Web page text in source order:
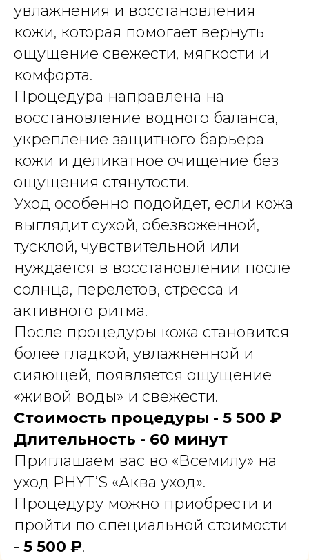
увлажнения и восстановления
кожи, которая помогает вернуть
ощущение свежести, мягкости и
комфорта.
Процедура направлена на
восстановление водного баланса,
укрепление защитного барьера
кожи и деликатное очищение без
ощущения стянутости.
Уход особенно подойдет, если кожа
выглядит сухой, обезвоженной,
тусклой, чувствительной или
нуждается в восстановлении после
солнца, перелетов, стресса и
активного ритма.
После процедуры кожа становится
более гладкой, увлажненной и
сияющей, появляется ощущение
«живой воды» и свежести.
Стоимость процедуры - 5 500 ₽
Длительность - 60 минут
Приглашаем вас во «Всемилу» на
уход PHYT’S «Аква уход».
Процедуру можно приобрести и
пройти по специальной стоимости
- 5 500 ₽.